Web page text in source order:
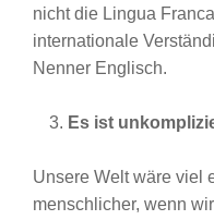
nicht die Lingua
internationale
Nenner Englisch.
Es ist
Unsere Welt wäre viel
menschlicher, wenn